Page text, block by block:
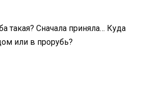
такая? Сначала приняла… Куда
или в прорубь?